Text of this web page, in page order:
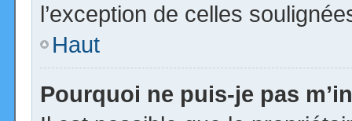
l’exception de celles
Haut
Pourquoi ne puis-je pas